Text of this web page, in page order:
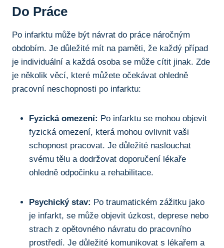
Do Práce
Po infarktu může být návrat do práce náročným
obdobím. Je důležité mít na paměti, že každý případ
je individuální a každá osoba se může cítit jinak. Zde
je několik věcí, které můžete očekávat ohledně
pracovní neschopnosti po infarktu:
Fyzická omezení: Po infarktu se mohou objevit
fyzická omezení, která mohou ovlivnit vaši
schopnost pracovat. Je důležité naslouchat
svému tělu a dodržovat doporučení lékaře
ohledně odpočinku a rehabilitace.
Psychický stav: Po traumatickém zážitku jako
je infarkt, se může objevit úzkost, deprese nebo
strach z opětovného návratu do pracovního
prostředí. Je důležité komunikovat s lékařem a